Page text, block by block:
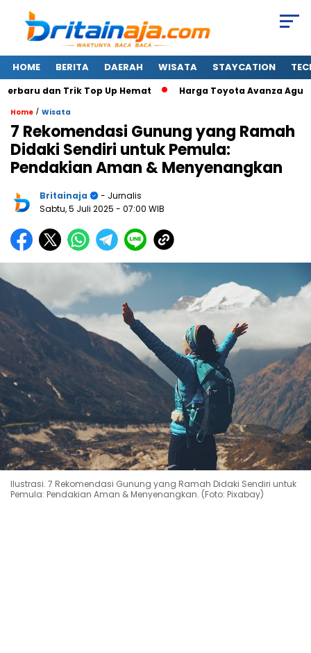
HOME BERITA DAERAH WISATA STAYCATION
Trik Top Up Hemat Harga Toyota Avanza Agustus 2026
Home / Wisata
7 Rekomendasi Gunung yang Ramah
Didaki Sendiri untuk Pemula:
Pendakian Aman & Menyenangkan
Britainaja
- Jurnalis
Sabtu, 5 Juli 2025 - 07:00 WIB
Ilustrasi. 7 Rekomendasi Gunung yang Ramah Didaki Sendiri untuk
Pemula: Pendakian Aman & Menyenangkan. (Foto: Pixabay)